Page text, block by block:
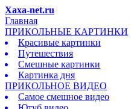
Xaxa-net.ru
Главная
ПРИКОЛЬНЫЕ КАРТИНКИ
Красивые картинки
Путешествия
Смешные картинки
Картинка дня
ПРИКОЛЬНОЕ ВИДЕО
Самое смешное видео